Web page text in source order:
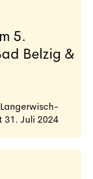
5.
Belzig &
31. Juli 2024